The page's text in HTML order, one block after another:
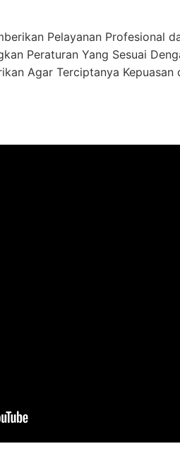
Pelayanan Profesional
Peraturan Yang Sesuai
Agar Terciptanya Kepuasan